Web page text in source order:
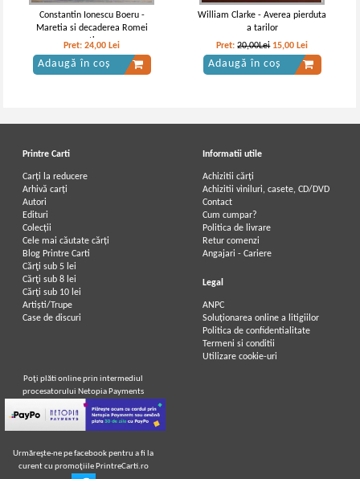
Constantin Ionescu Boeru -
Maretia si decaderea Romei
antice
Pret:24,00 Lei
Adaugă în coș
William Clarke - Averea pierduta
a tarilor
Pret:20,00Lei 15,00 Lei
Adaugă în coș
Printre Carti
Carți la reducere
Arhivă carți
Autori
Edituri
Colecții
Cele mai căutate cărți
Blog Printre Carti
Cărţi sub 5 lei
Cărţi sub 8 lei
Cărţi sub 10 lei
Artiști/Trupe
Case de discuri
Informatii utile
Achizitii cărți
Achizitii viniluri, casete, CD/DVD
Contact
Cum cumpar?
Politica de livrare
Retur comenzi
Angajari - Cariere
Legal
ANPC
Soluționarea online a litigiilor
Politica de confidentialitate
Termeni si conditii
Utilizare cookie-uri
Poţi plăti online prin intermediul
procesatorului Netopia Payments
Urmăreşte-ne pe facebook pentru a fi la
curent cu promoţiile PrintreCarti.ro